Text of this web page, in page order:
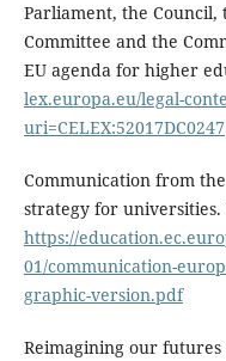
Parliament, the Council,
Committee and the
EU agenda for higher
lex.europa.eu/legal-
uri=CELEX:52017DC0247
Communication from
strategy for universities.
https://
01/communication-
graphic-version.pdf
Reimagining our